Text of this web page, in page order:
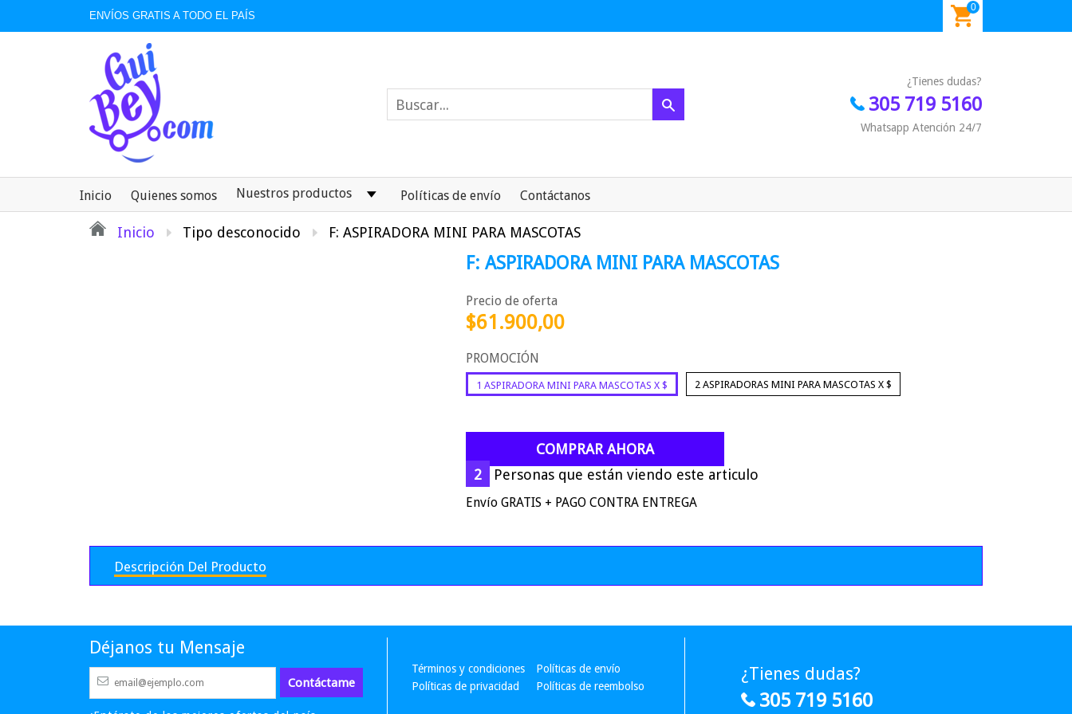
ENVÍOS GRATIS A TODO EL PAÍS
0
¿Tienes dudas?
305 719 5160
Whatsapp Atención 24/7
Inicio Quienes somos Nuestros productos Políticas de envío Contáctanos
Inicio Tipo desconocido F: ASPIRADORA MINI PARA MASCOTAS
F: ASPIRADORA MINI PARA MASCOTAS
Precio de oferta
$61.900,00
PROMOCIÓN
1 ASPIRADORA MINI PARA MASCOTAS X $ 2 ASPIRADORAS MINI PARA MASCOTAS X $
COMPRAR AHORA
7
Personas que están viendo este articulo
Envío GRATIS + PAGO CONTRA ENTREGA
Descripción Del Producto
Déjanos tu Mensaje
Términos y condiciones
Políticas de envío
Políticas de privacidad
Políticas de reembolso
¿Tienes dudas?
305 719 5160